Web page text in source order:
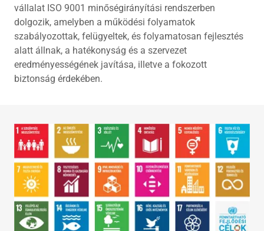
vállalat ISO 9001 minőségirányítási rendszerben
dolgozik, amelyben a működési folyamatok
szabályozottak, felügyeltek, és folyamatosan fejlesztés
alatt állnak, a hatékonyság és a szervezet
eredményességének javítása, illetve a fokozott
biztonság érdekében.